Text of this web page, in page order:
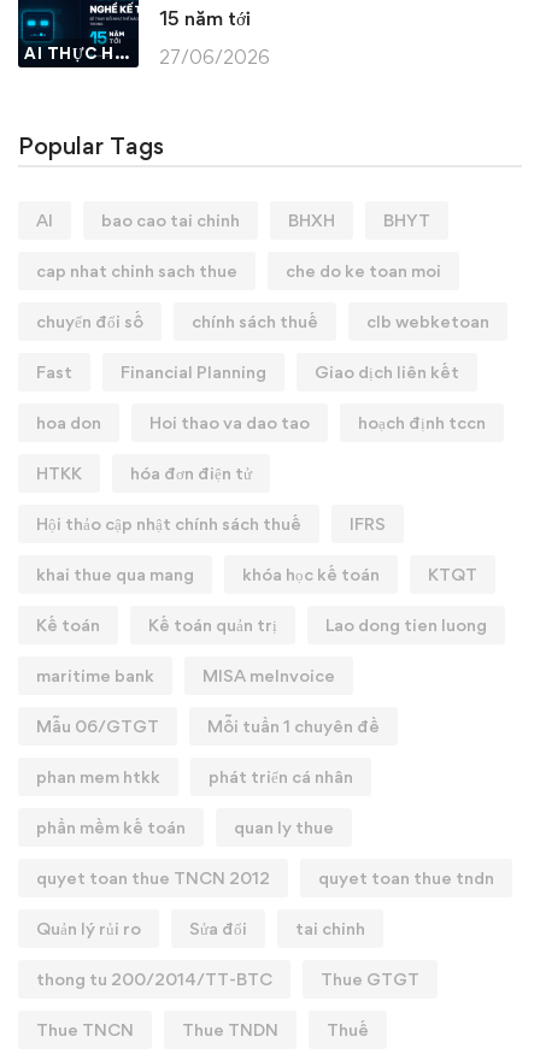
AI THỰC HÀNH
15 năm tới
27/06/2026
Popular Tags
AI bao cao tai chinh BHXH BHYT
cap nhat chinh sach thue che do ke toan moi
chuyển đổi số chính sách thuế clb webketoan
Fast Financial Planning Giao dịch liên kết
hoa don Hoi thao va dao tao hoạch định tccn
HTKK hóa đơn điện tử
Hội thảo cập nhật chính sách thuế IFRS
khai thue qua mang khóa học kế toán KTQT
Kế toán Kế toán quản trị Lao dong tien luong
maritime bank MISA meInvoice
Mẫu 06/GTGT Mỗi tuần 1 chuyên đề
phan mem htkk phát triển cá nhân
phần mềm kế toán quan ly thue
quyet toan thue TNCN 2012 quyet toan thue tndn
Quản lý rủi ro Sửa đổi tai chinh
thong tu 200/2014/TT-BTC Thue GTGT
Thue TNCN Thue TNDN Thuế